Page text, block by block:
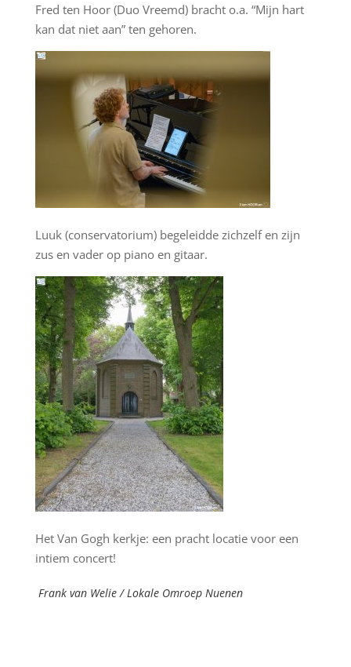
Fred ten Hoor (Duo Vreemd) bracht o.a. “Mijn hart
kan dat niet aan” ten gehoren.
Luuk (conservatorium) begeleidde zichzelf en zijn
zus en vader op piano en gitaar.
Het Van Gogh kerkje: een pracht locatie voor een
intiem concert!
Frank van Welie / Lokale Omroep Nuenen